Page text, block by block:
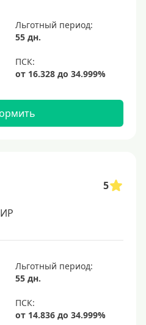
Льготный период:
55 дн.
5
Льготный период:
55 дн.